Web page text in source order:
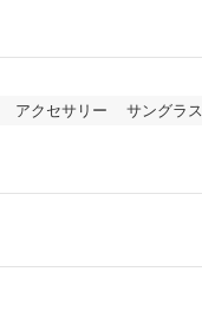
アクセサリー
サングラス